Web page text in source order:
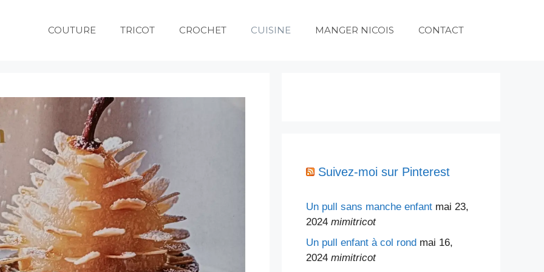
COUTURE TRICOT CROCHET CUISINE MANGER NICOIS CONTACT
Suivez-moi sur Pinterest
Un pull sans manche enfant mai 23,
2024 mimitricot
Un pull enfant à col rond mai 16,
2024 mimitricot